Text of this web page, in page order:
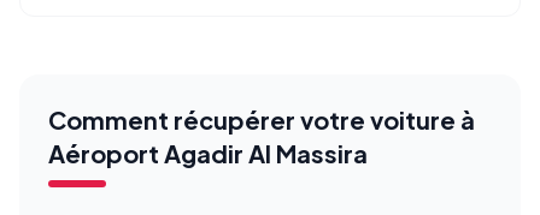
Comment récupérer votre voiture à
Aéroport Agadir Al Massira